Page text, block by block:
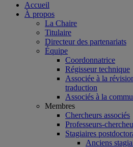
Accueil
À propos
La Chaire
Titulaire
Directeur des partenariats
Équipe
Coordonnatrice
Régisseur technique
Associée à la
traduction
Associés à la
Membres
Chercheurs associés
Professeurs-
Stagiaires
Anciens